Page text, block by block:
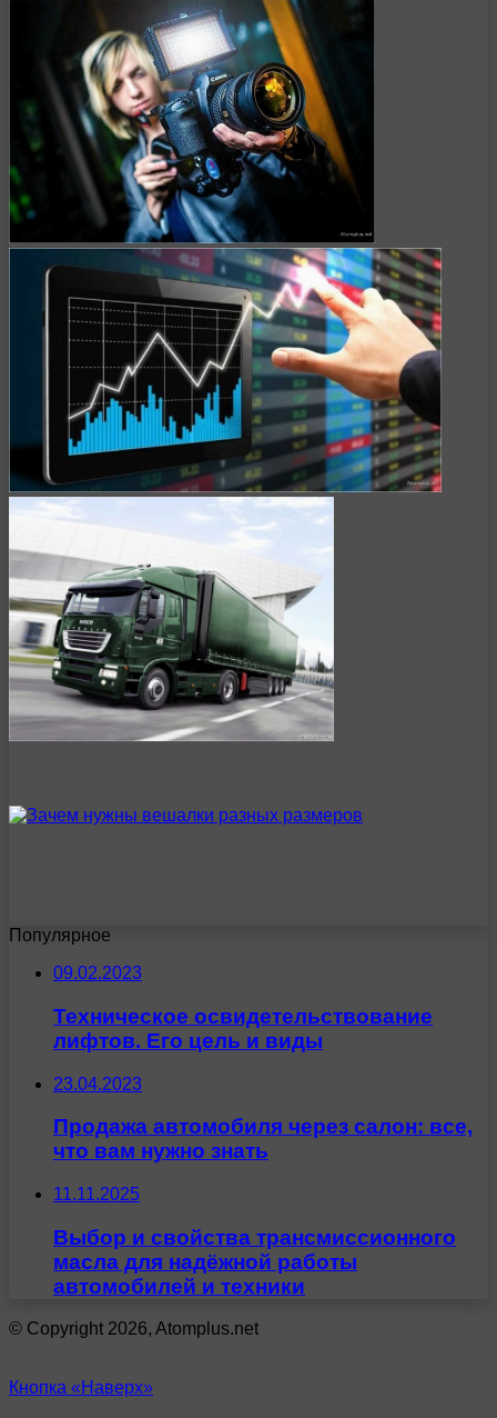
Популярное
09.02.2023
Техническое освидетельствование
лифтов. Его цель и виды
23.04.2023
Продажа автомобиля через салон: все,
что вам нужно знать
11.11.2025
Выбор и свойства трансмиссионного
масла для надёжной работы
автомобилей и техники
© Copyright 2026, Atomplus.net
Кнопка «Наверх»